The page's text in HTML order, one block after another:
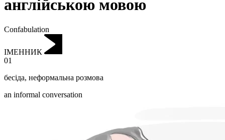
англійською мовою
Confabulation
ІМЕННИК
01
бесіда, неформальна розмова
an informal conversation